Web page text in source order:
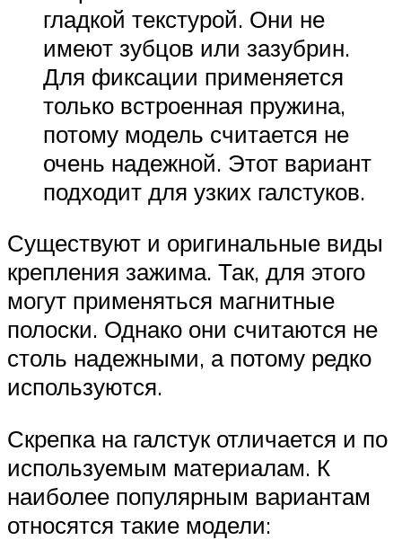
гладкой текстурой. Они не
имеют зубцов или зазубрин.
Для фиксации применяется
только встроенная пружина,
потому модель считается не
очень надежной. Этот вариант
подходит для узких галстуков.
Существуют и оригинальные виды
крепления зажима. Так, для этого
могут применяться магнитные
полоски. Однако они считаются не
столь надежными, а потому редко
используются.
Скрепка на галстук отличается и по
используемым материалам. К
наиболее популярным вариантам
относятся такие модели: